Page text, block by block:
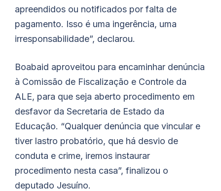
apreendidos ou notificados por falta de
pagamento. Isso é uma ingerência, uma
irresponsabilidade”, declarou.
Boabaid aproveitou para encaminhar denúncia
à Comissão de Fiscalização e Controle da
ALE, para que seja aberto procedimento em
desfavor da Secretaria de Estado da
Educação. “Qualquer denúncia que vincular e
tiver lastro probatório, que há desvio de
conduta e crime, iremos instaurar
procedimento nesta casa”, finalizou o
deputado Jesuíno.